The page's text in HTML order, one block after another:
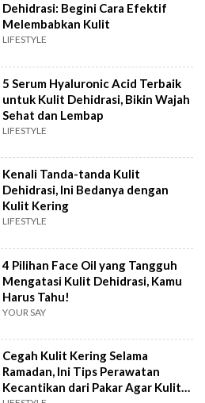
Dehidrasi: Begini Cara Efektif
Melembabkan Kulit
LIFESTYLE
5 Serum Hyaluronic Acid Terbaik
untuk Kulit Dehidrasi, Bikin Wajah
Sehat dan Lembap
LIFESTYLE
Kenali Tanda-tanda Kulit
Dehidrasi, Ini Bedanya dengan
Kulit Kering
LIFESTYLE
4 Pilihan Face Oil yang Tangguh
Mengatasi Kulit Dehidrasi, Kamu
Harus Tahu!
YOUR SAY
Cegah Kulit Kering Selama
Ramadan, Ini Tips Perawatan
Kecantikan dari Pakar Agar Kulit